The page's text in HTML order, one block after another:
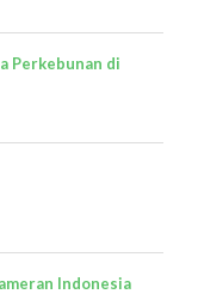
Perkebunan di
Indonesia